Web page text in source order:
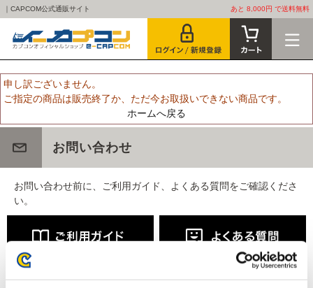
｜CAPCOM公式通販サイト あと 8,000円 で送料無料
申し訳ございません。
ご指定の商品は販売終了か、ただ今お取扱いできない商品です。
ホームへ戻る
お問い合わせ
お問い合わせ前に、ご利用ガイド、よくある質問をご確認くださ
い。